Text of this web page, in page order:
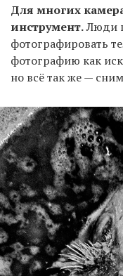
Для многих
инструмент.Люди
фотографировать
фотографию как
но всё так же —